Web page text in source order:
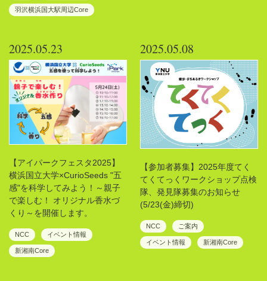
羽沢横浜国大駅周辺Core
2025.05.23
【アイパークフェスタ2025】
横浜国立大学×CurioSeeds "五
感"を科学してみよう！～親子
で楽しむ！ オリジナル香水づ
くり～を開催します。
NCC イベント情報
新湘南Core
2025.05.08
【参加者募集】2025年度てく
てくてっくワークショップ点検
隊、発見隊募集のお知らせ
(5/23(金)締切)
NCC ご案内
イベント情報 新湘南Core